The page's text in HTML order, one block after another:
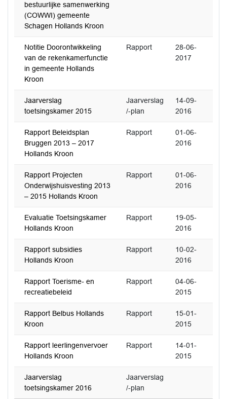
bestuurlijke samenwerking
(COWWI) gemeente
Schagen Hollands Kroon
Notitie Doorontwikkeling
van de rekenkamerfunctie
in gemeente Hollands
Kroon
Rapport
28-06-
2017
Jaarverslag
toetsingskamer 2015
Jaarverslag
/-plan
14-09-
2016
Rapport Beleidsplan
Bruggen 2013 – 2017
Hollands Kroon
Rapport
01-06-
2016
Rapport Projecten
Onderwijshuisvesting 2013
– 2015 Hollands Kroon
Rapport
01-06-
2016
Evaluatie Toetsingskamer
Hollands Kroon
Rapport
19-05-
2016
Rapport subsidies
Hollands Kroon
Rapport
10-02-
2016
Rapport Toerisme- en
recreatiebeleid
Rapport
04-06-
2015
Rapport Belbus Hollands
Kroon
Rapport
15-01-
2015
Rapport leerlingenvervoer
Hollands Kroon
Rapport
14-01-
2015
Jaarverslag
toetsingskamer 2016
Jaarverslag
/-plan